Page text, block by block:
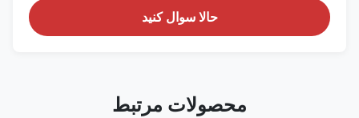
حالا سوال کنيد
محصولات مرتبط